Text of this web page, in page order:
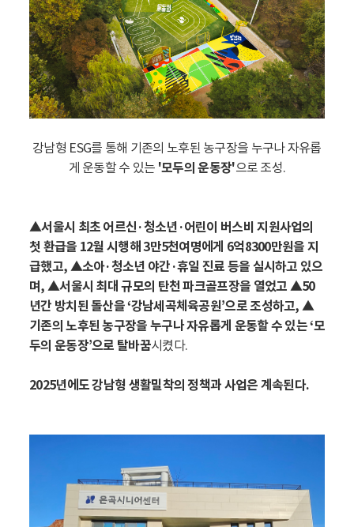
강남형 ESG를 통해 기존의 노후된 농구장을 누구나 자유롭
게 운동할 수 있는 '모두의 운동장'으로 조성.
▲서울시 최초 어르신·청소년·어린이 버스비 지원사업의
첫 환급을 12월 시행해 3만5천여명에게 6억8300만원을 지
급했고, ▲소아·청소년 야간·휴일 진료 등을 실시하고 있으
며, ▲서울시 최대 규모의 탄천 파크골프장을 열었고 ▲50
년간 방치된 돌산을 ‘강남세곡체육공원’으로 조성하고, ▲
기존의 노후된 농구장을 누구나 자유롭게 운동할 수 있는 ‘모
두의 운동장’으로 탈바꿈시켰다.
2025년에도 강남형 생활밀착의 정책과 사업은 계속된다.